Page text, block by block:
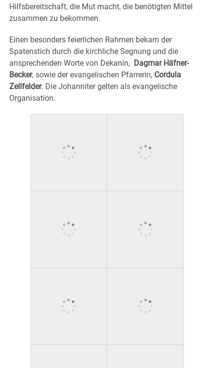
Hilfsbereitschaft, die Mut macht, die benötigten Mittel
zusammen zu bekommen.
Einen besonders feierlichen Rahmen bekam der
Spatenstich durch die kirchliche Segnung und die
ansprechenden Worte von Dekanin, Dagmar Häfner-
Becker, sowie der evangelischen Pfarrerin, Cordula
Zellfelder. Die Johanniter gelten als evangelische
Organisation.